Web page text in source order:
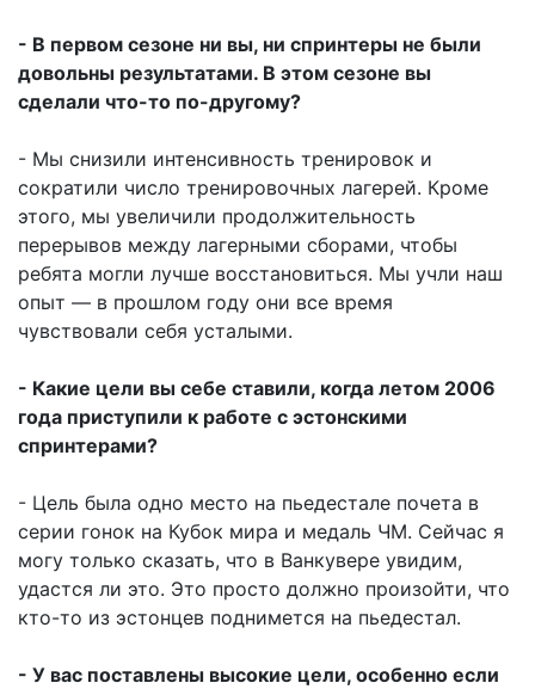
- В первом сезоне ни вы, ни спринтеры не были
довольны результатами. В этом сезоне вы
сделали что-то по-другому?
- Мы снизили интенсивность тренировок и
сократили число тренировочных лагерей. Кроме
этого, мы увеличили продолжительность
перерывов между лагерными сборами, чтобы
ребята могли лучше восстановиться. Мы учли наш
опыт — в прошлом году они все время
чувствовали себя усталыми.
- Какие цели вы себе ставили, когда летом 2006
года приступили к работе с эстонскими
спринтерами?
- Цель была одно место на пьедестале почета в
серии гонок на Кубок мира и медаль ЧМ. Сейчас я
могу только сказать, что в Ванкувере увидим,
удастся ли это. Это просто должно произойти, что
кто-то из эстонцев поднимется на пьедестал.
- У вас поставлены высокие цели, особенно если